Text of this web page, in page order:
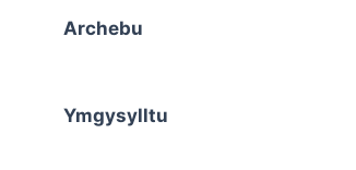
Archebu
Ymgysylltu